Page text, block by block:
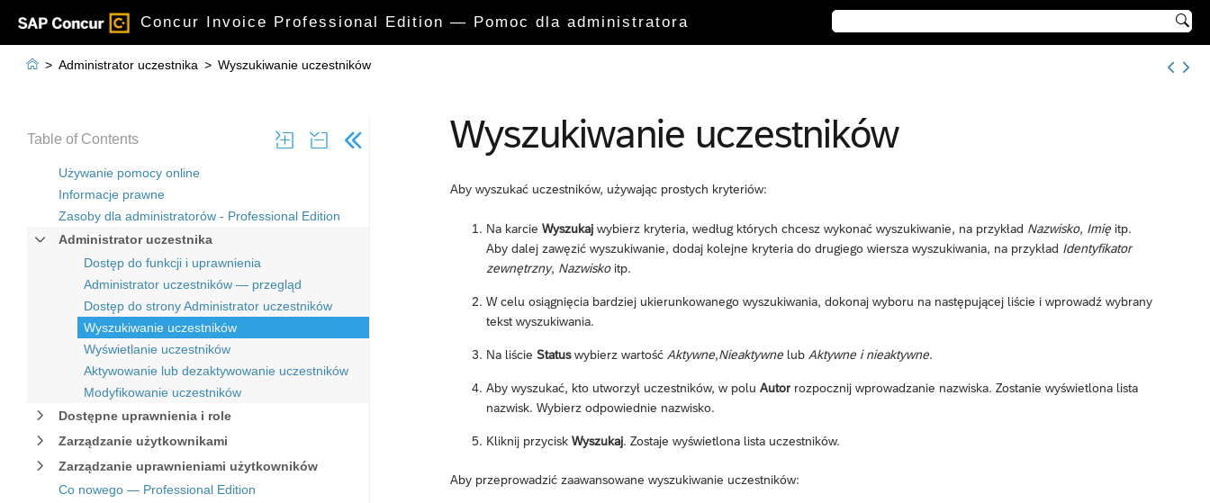
Concur Invoice Professional Edition — Pomoc dla administratora 
Table of Contents
Używanie pomocy online
Informacje prawne
Zasoby dla administratorów - Professional Edition
Administrator uczestnika
Dostęp do funkcji i uprawnienia
Administrator uczestników — przegląd
Dostęp do strony Administrator uczestników
Wyszukiwanie uczestników
Wyświetlanie uczestników
Aktywowanie lub dezaktywowanie uczestników
Modyfikowanie uczestników
Dostępne uprawnienia i role
Zarządzanie użytkownikami
Zarządzanie uprawnieniami użytkowników
Co nowego — Professional Edition
 > Administrator uczestnika > Wyszukiwanie uczestników
Wyszukiwanie uczestników
Aby wyszukać uczestników, używając prostych kryteriów:
Na karcie Wyszukaj wybierz kryteria, według których chcesz wykonać wyszukiwanie, na przykład Nazwisko, Imię itp.
Aby dalej zawęzić wyszukiwanie, dodaj kolejne kryteria do drugiego wiersza wyszukiwania, na przykład Identyfikator
zewnętrzny, Nazwiskoitp.
W celu osiągnięcia bardziej ukierunkowanego wyszukiwania, dokonaj wyboru na następującej liście i wprowadź wybrany
tekst wyszukiwania.
Na liście Statuswybierz wartość Aktywne,Nieaktywne lub Aktywne i nieaktywne.
Aby wyszukać, kto utworzył uczestników, w polu Autor rozpocznij wprowadzanie nazwiska. Zostanie wyświetlona lista
nazwisk. Wybierz odpowiednie nazwisko.
Kliknij przycisk Wyszukaj. Zostaje wyświetlona lista uczestników.
Aby przeprowadzić zaawansowane wyszukiwanie uczestników: